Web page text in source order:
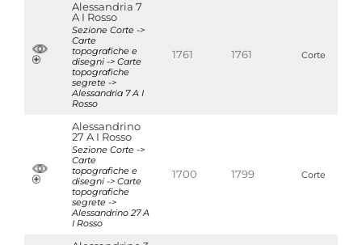
Alessandria 7
A I Rosso
Sezione Corte ->
Carte
topografiche e
disegni -> Carte
topografiche
segrete ->
Alessandria 7 A I
Rosso
1761 1761 Corte
Alessandrino
27 A I Rosso
Sezione Corte ->
Carte
topografiche e
disegni -> Carte
topografiche
segrete ->
Alessandrino 27 A
I Rosso
1700 1799 Corte